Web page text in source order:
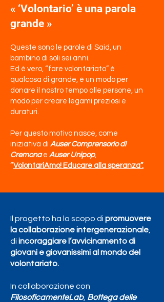
« ‘Volontario’ è una parola
grande »
Queste sono le parole di Said, un
bambino di soli sei anni.
Ed è vero, “fare volontariato” è
qualcosa di grande, è un modo per
donare il nostro tempo alle persone, un
modo per creare legami preziosi e
duraturi.
Per questo motivo nasce, come
iniziativa di Auser Comprensorio di
Cremonae Auser Unipop,
“VolontariAmo! Educare alla speranza”.
Il progetto ha lo scopo di promuovere
la collaborazione intergenerazionale
di incoraggiare l’avvicinamento di
giovani e giovanissimi al mondo del
volontariato.
In collaborazione con
FilosoficamenteLab, Bottega delle